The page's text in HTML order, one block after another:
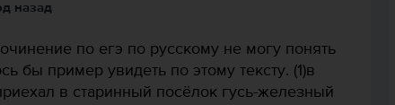
назад
по егэ по русскому не могу понять
бы пример увидеть по этому тексту. (1)в
в старинный посёлок гусь-железный